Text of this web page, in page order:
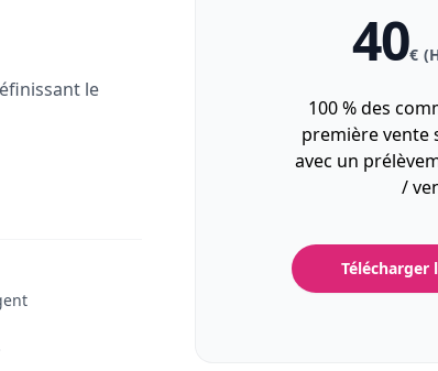
le
40€
100 % des
première vente
avec un
/
Télécharger